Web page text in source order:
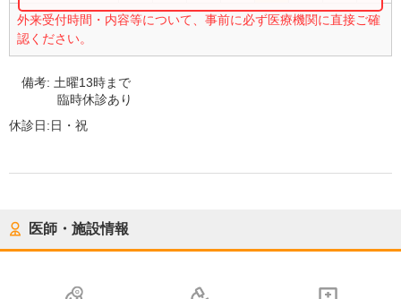
外来受付時間・内容等について、事前に必ず医療機関に直接ご確
認ください。
備考: 土曜13時まで
臨時休診あり
休診日:日・祝
医師・施設情報